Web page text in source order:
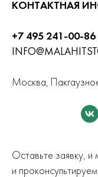
КОНТАКТНАЯ
+7 495 241-00-86
Москва,
Оставьте заявку,
и